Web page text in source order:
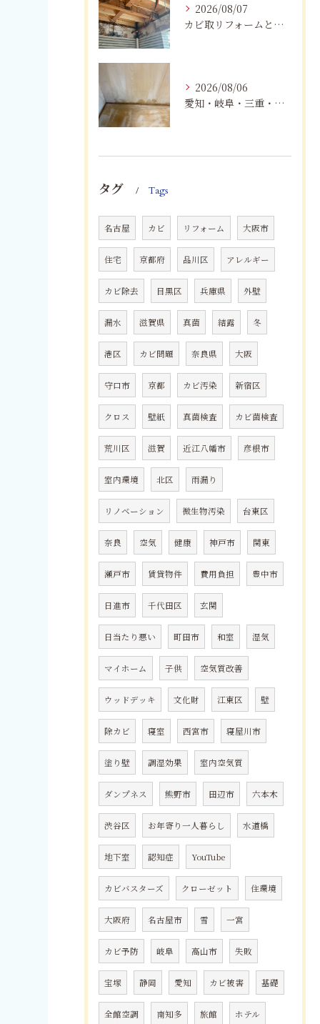
2026/08/07
カビ取リフォームと専門業者を比較！根本解決を選ぶポイント
2026/08/06
愛知・岐阜・三重・静岡の公営住宅で発生するカビ対策｜原因・健康被害・効果的な予防方法を徹底解説
タグ Tags
名古屋 カビ リフォーム 大阪市
住宅 京都府 品川区 アレルギー
カビ除去 目黒区 兵庫県 外壁
漏水 滋賀県 真菌 結露 冬
港区 カビ問題 奈良県 大阪
守口市 京都 カビ汚染 新宿区
クロス 壁紙 真菌検査 カビ菌検査
荒川区 滋賀 近江八幡市 彦根市
室内環境 北区 雨漏り
リノベーション 微生物汚染 台東区
奈良 空気 健康 神戸市 関東
瀬戸市 賃貸物件 費用負担 豊中市
日進市 千代田区 玄関
日当たり悪い 町田市 和室 湿気
マイホーム 子供 空気質改善
ウッドデッキ 文化財 江東区 壁
除カビ 寝室 西宮市 寝屋川市
塗り壁 調湿効果 室内空気質
ダンプネス 熊野市 田辺市 六本木
渋谷区 お年寄り一人暮らし 水道橋
地下室 認知症 YouTube
カビバスターズ クローゼット 住環境
大阪府 名古屋市 雪 一宮
カビ予防 岐阜 高山市 失敗
宝塚 静岡 愛知 カビ被害 基礎
全館空調 南知多 旅館 ホテル